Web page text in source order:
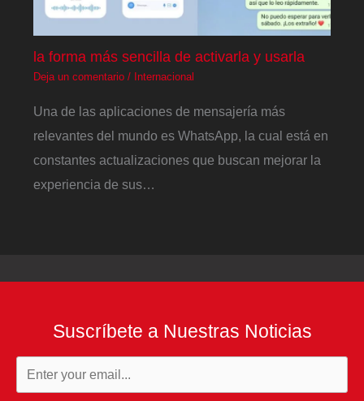
la forma más sencilla de activarla y usarla
Deja un comentario / Internacional
Una de las aplicaciones de mensajería más
relevantes del mundo es WhatsApp, la cual está en
constantes actualizaciones que buscan mejorar la
experiencia de sus…
Suscríbete a Nuestras Noticias